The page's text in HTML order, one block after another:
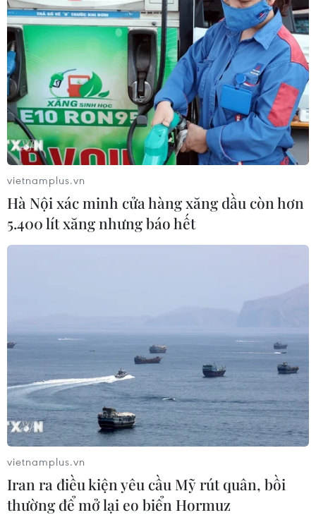
vietnamplus.vn
Hà Nội xác minh cửa hàng xăng dầu còn hơn
5.400 lít xăng nhưng báo hết
vietnamplus.vn
Iran ra điều kiện yêu cầu Mỹ rút quân, bồi
thường để mở lại eo biển Hormuz